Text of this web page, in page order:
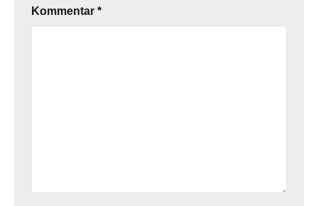
Kommentar *